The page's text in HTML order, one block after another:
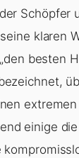
Schöpfer
klaren
„den besten
einige